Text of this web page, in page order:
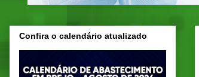
Confira o calendário atualizado